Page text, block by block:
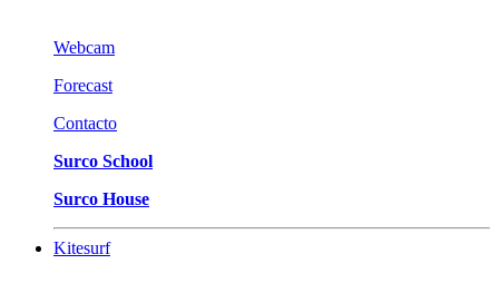
Webcam
Forecast
Contacto
Surco School
Surco House
Kitesurf